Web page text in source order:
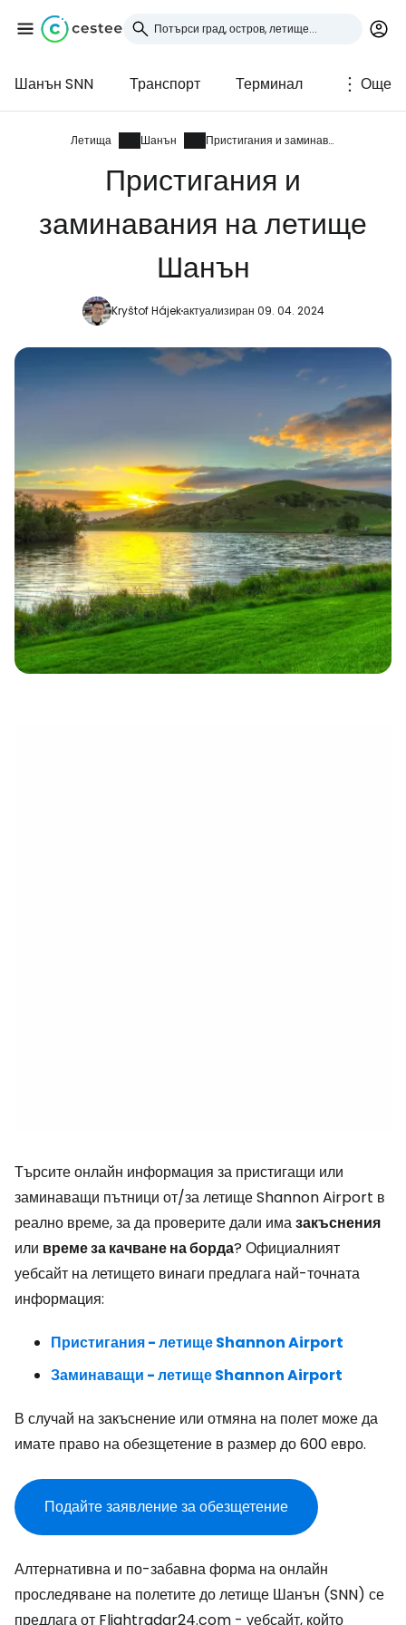
Шанън SNN Транспорт Терминал Още
Летища Шанън Пристигания и заминавания
Пристигания и
заминавания на летище
Шанън
Kryštof Hájekактуализиран 09. 04. 2024
Търсите онлайн информация за пристигащи или
заминаващи пътници от/за летище Shannon Airport в
реално време, за да проверите дали имазакъснения
или време за качване на борда? Официалният
уебсайт на летището винаги предлага най-точната
информация:
Пристигания - летище Shannon Airport
Заминаващи - летище Shannon Airport
В случай на закъснение или отмяна на полет може да
имате право на обезщетение в размер до 600 евро.
Подайте заявление за обезщетение
Алтернативна и по-забавна форма на онлайн
проследяване на полетите до летище Шанън (SNN) се
предлага от Flightradar24.com - уебсайт, който
Влезте в Cestee
... световната общност на туристите
Продължете с Facebook
Продължете с имейл